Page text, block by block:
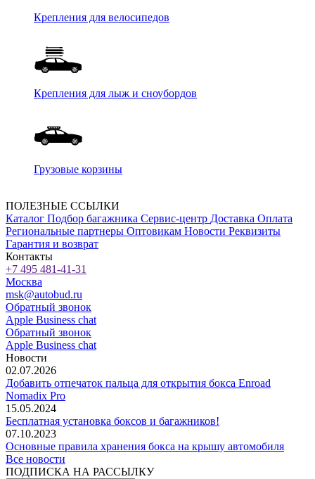
Крепления для велосипедов
Крепления для лыж и сноубордов
Грузовые корзины
ПОЛЕЗНЫЕ ССЫЛКИ
Каталог Подбор багажника Сервис-центр Доставка Оплата
Региональные партнеры Оптовикам Новости Реквизиты
Гарантия и возврат
Контакты
+7 495 481-41-31
Москва
msk@autobud.ru
Обратный звонок
Apple Business chat
Обратный звонок
Apple Business chat
Новости
02.07.2026
Добавить отпечаток пальца для открытия бокса Enroad
Nomadix Pro
15.05.2024
Бесплатная установка боксов и багажников!
07.10.2023
Основные правила хранения бокса на крышу автомобиля
Все новости
ПОДПИСКА НА РАССЫЛКУ